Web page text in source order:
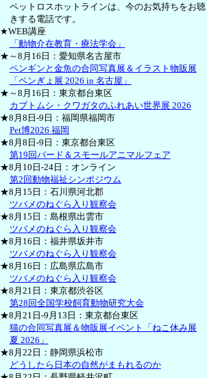
ペットロスホットラインは、今のお気持ちをお聴
きする電話です。
★WEB講座
「動物介在教育・療法学会」
★～8月16日：愛知県名古屋市
ペンギンと金魚の合同写真展＆イラスト物販展
「ペンぎょ展 2026 in 名古屋」
★～8月16日：東京都台東区
カブトムシ・クワガタのふれあい世界展 2026
★8月8日-9日：福岡県福岡市
Pet博2026 福岡
★8月8日-9日：東京都台東区
第19回バード＆スモールアニマルフェア
★8月10日-24日：オンライン
第2回動物福祉シンポジウム
★8月15日：石川県河北郡
ツバメのねぐら入り観察会
★8月15日：島根県出雲市
ツバメのねぐら入り観察会
★8月16日：福井県坂井市
ツバメのねぐら入り観察会
★8月16日：広島県広島市
ツバメのねぐら入り観察会
★8月21日：東京都渋谷区
第28回全国学校飼育動物研究大会
★8月21日-9月13日：東京都台東区
猫の合同写真展＆物販展イベント「ねこ休み展
夏 2026」
★8月22日：静岡県浜松市
どうしたら日本の自然がまもれるのか